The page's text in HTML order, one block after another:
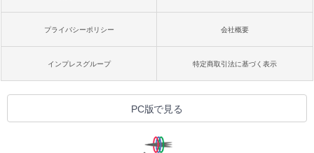
プライバシーポリシー 会社概要
インプレスグループ 特定商取引法に基づく表示
PC版で見る